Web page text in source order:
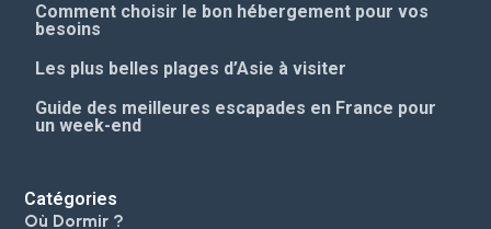
Comment choisir le bon hébergement pour vos
besoins
Les plus belles plages d’Asie à visiter
Guide des meilleures escapades en France pour
un week-end
Catégories
Où Dormir ?